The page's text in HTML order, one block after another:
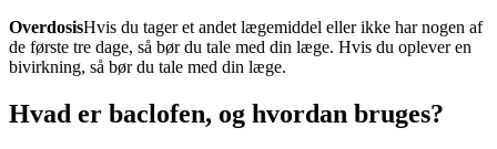
OverdosisHvis du tager et andet lægemiddel eller ikke har nogen af
de første tre dage, så bør du tale med din læge. Hvis du oplever en
bivirkning, så bør du tale med din læge.
Hvad er baclofen, og hvordan bruges?